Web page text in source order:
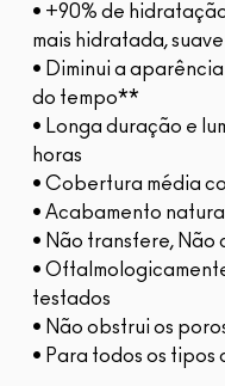
• +90% de
mais hidratada,
• Diminui a
do tempo**
• Longa duração e
horas
• Cobertura média
• Acabamento
• Não transfere, Não
•
testados
• Não obstrui os
• Para todos os tipos